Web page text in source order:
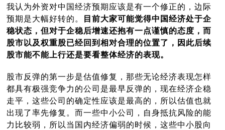
我认为外资对中国经济预期应该是有一个修正的，边际
预期是大幅好转的。
目前大家可能觉得中国经济处于企
稳状态，但对于企稳后增速还抱有一点谨慎的态度，而
股市以及权重股已经回到相对合理的位置了，因此后续
股市能不能上行还是要看整体经济的表现。
股市反弹的第一步是估值修复，那些无论经济表现怎样
都具有极强竞争力的公司是最早反弹的，现在经济企稳
走平，这些公司的确定性应该是最高的，所以估值也就
出现了率先修复。而一些中小公司，自身抵抗风险的能
力比较弱，所以当国内经济偏弱的时候，这些中小股向